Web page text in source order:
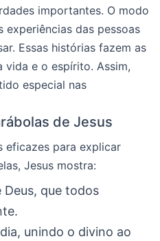
importantes. O modo
das pessoas
Essas histórias fazem as
vida e o espírito. Assim,
especial nas
de Jesus
eficazes para explicar
Jesus mostra:
Deus, que todos
unindo o divino ao